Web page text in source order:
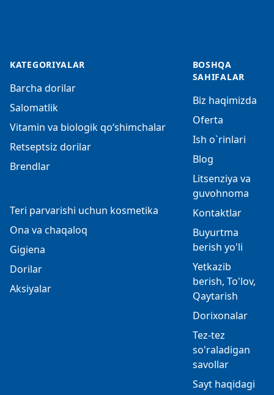
KATEGORIYALAR
Barcha dorilar
Salomatlik
Vitamin va biologik qo‘shimchalar
Retseptsiz dorilar
Brendlar
Teri parvarishi uchun kosmetika
Ona va chaqaloq
Gigiena
Dorilar
Aksiyalar
BOSHQA
SAHIFALAR
Biz haqimizda
Oferta
Ish o`rinlari
Blog
Litsenziya va
guvohnoma
Kontaktlar
Buyurtma
berish yo'li
Yetkazib
berish, To'lov,
Qaytarish
Dorixonalar
Tez-tez
so'raladigan
savollar
Sayt haqidagi